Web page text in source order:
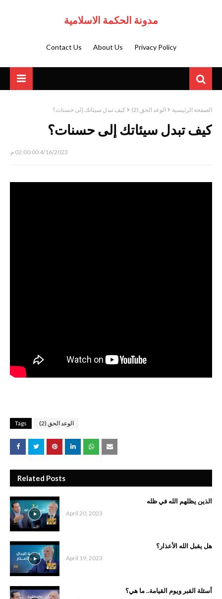
مدونة الحكمة الاسلامية
Privacy Policy
About Us
Contact Us
الصفحة الرئيسية الوعد الحق (2) كيف تبدل سيئاتك إلى حسنات؟
كيف تبدل سيئاتك إلى حسنات؟
4/16/2023 02:00:00 م
Tags الوعد الحق (2)
Related Posts
الذين يظلهم الله في ظله
April 20, 2023
هل يقبل الله الأعذار؟
April 19, 2023
أسئلة القبر ويوم القيامة.. ما هي؟